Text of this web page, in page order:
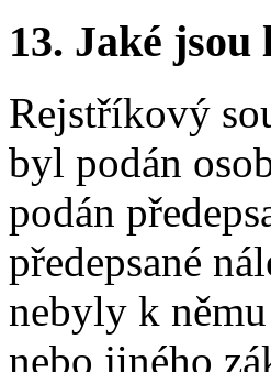
13. Jaké
Rejstříkový
byl podán
podán
předepsané
nebyly k
nebo jiného